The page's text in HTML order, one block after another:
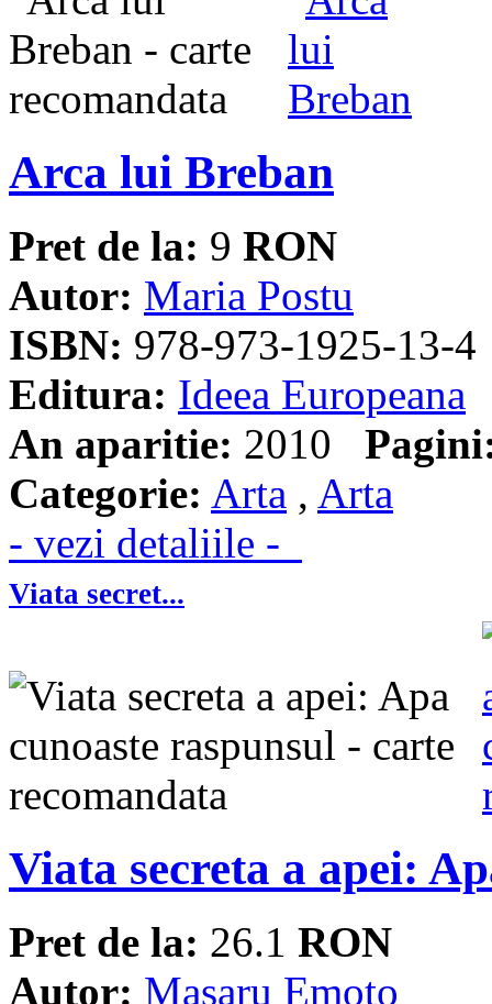
Arca lui Breban
Pret de la: 9 RON
Autor: Maria Postu
ISBN: 978-973-1925-13-4
Editura: Ideea Europeana
An aparitie: 2010
Categorie: Arta , Arta
- vezi detaliile -
Viata secret...
Viata secreta a apei:
Pret de la: 26.1 RON
Autor: Masaru Emoto